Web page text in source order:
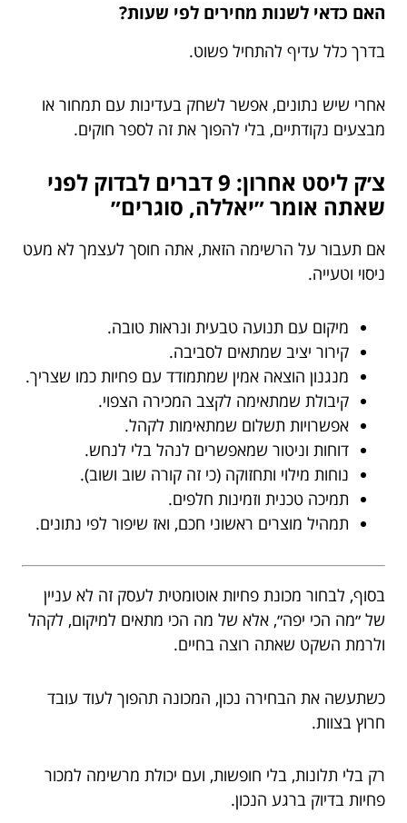
האם כדאי לשנות מחירים לפי שעות?
בדרך כלל עדיף להתחיל פשוט.
אחרי שיש נתונים, אפשר לשחק בעדינות עם תמחור או
מבצעים נקודתיים, בלי להפוך את זה לספר חוקים.
צ׳ק ליסט אחרון: 9 דברים לבדוק לפני
שאתה אומר ״יאללה, סוגרים״
אם תעבור על הרשימה הזאת, אתה חוסך לעצמך לא מעט
ניסוי וטעייה.
מיקום עם תנועה טבעית ונראות טובה.
קירור יציב שמתאים לסביבה.
מנגנון הוצאה אמין שמתמודד עם פחיות כמו שצריך.
קיבולת שמתאימה לקצב המכירה הצפוי.
אפשרויות תשלום שמתאימות לקהל.
דוחות וניטור שמאפשרים לנהל בלי לנחש.
נוחות מילוי ותחזוקה (כי זה קורה שוב ושוב).
תמיכה טכנית וזמינות חלפים.
תמהיל מוצרים ראשוני חכם, ואז שיפור לפי נתונים.
בסוף, לבחור מכונת פחיות אוטומטית לעסק זה לא עניין
של ״מה הכי יפה״, אלא של מה הכי מתאים למיקום, לקהל
ולרמת השקט שאתה רוצה בחיים.
כשתעשה את הבחירה נכון, המכונה תהפוך לעוד עובד
חרוץ בצוות.
רק בלי תלונות, בלי חופשות, ועם יכולת מרשימה למכור
פחיות בדיוק ברגע הנכון.